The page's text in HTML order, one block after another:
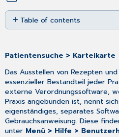
Save
as
PDF
Table of contents
No
Patientensuche > Karteikarte
Das Ausstellen von Rezepten
essenzieller Bestandteil jeder
externe Verordnungssoftware,
Praxis angebunden ist, nennt
eigenständiges, separates
Gebrauchsanweisung. Diese
unter Menü > Hilfe >